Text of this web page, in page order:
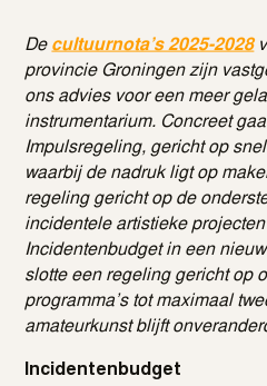
De cultuurnota’s 2025-2028
provincie Groningen zijn
ons advies voor een meer
instrumentarium. Concreet
Impulsregeling, gericht op
waarbij de nadruk ligt op
regeling gericht op de
incidentele artistieke
Incidentenbudget in een
slotte een regeling gericht op
programma’s tot maximaal
amateurkunst blijft
Incidentenbudget